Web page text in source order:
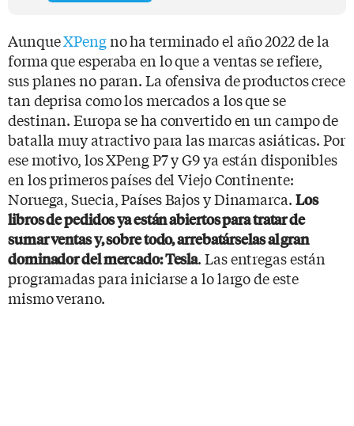
AunqueXPengno ha terminado el año 2022 de la
forma que esperaba en lo que a ventas se refiere,
sus planes no paran. La ofensiva de productos crece
tan deprisa como los mercados a los que se
destinan. Europa se ha convertido en un campo de
batalla muy atractivo para las marcas asiáticas. Por
ese motivo, los XPeng P7 y G9 ya están disponibles
en los primeros países del Viejo Continente:
Noruega, Suecia, Países Bajos y Dinamarca. Los
libros de pedidos ya están abiertos para tratar de
sumar ventas y, sobre todo, arrebatárselas al gran
dominador del mercado: Tesla. Las entregas están
programadas para iniciarse a lo largo de este
mismo verano.